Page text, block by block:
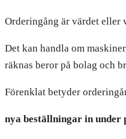
Orderingång är värdet eller
Det kan handla om
räknas beror på bolag och
Förenklat betyder
nya beställningar in under